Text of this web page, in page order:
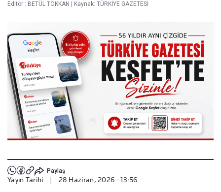
Editör : BETÜL TOKKAN Kaynak: TÜRKİYE GAZETESİ
Paylaş
Yayın Tarihi 28 Haziran, 2026 - 13:56